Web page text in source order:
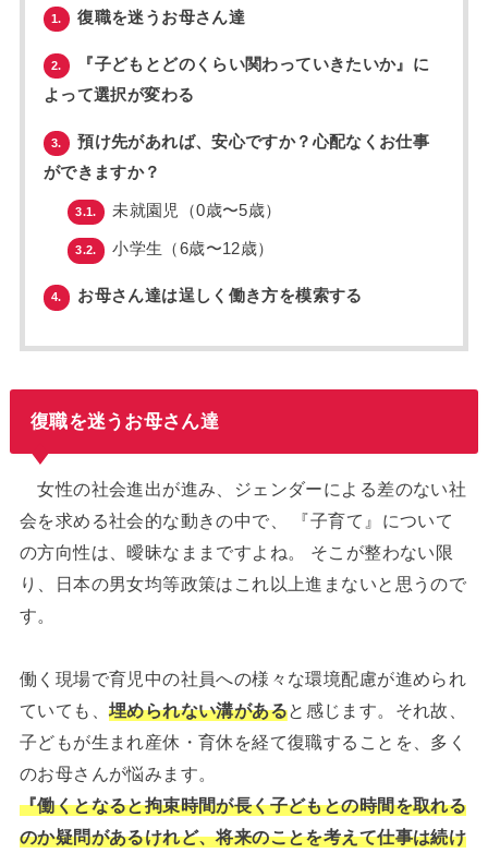
1. 復職を迷うお母さん達
2.
『子どもとどのくらい関わっていきたいか』に
よって選択が変わる
3.
預け先があれば、安心ですか？心配なくお仕事
ができますか？
3.1. 未就園児（0歳〜5歳）
3.2. 小学生（6歳〜12歳）
4. お母さん達は逞しく働き方を模索する
復職を迷うお母さん達
女性の社会進出が進み、ジェンダーによる差のない社
会を求める社会的な動きの中で、 『子育て』について
の方向性は、曖昧なままですよね。 そこが整わない限
り、日本の男女均等政策はこれ以上進まないと思うので
す。
働く現場で育児中の社員への様々な環境配慮が進められ
ていても、 埋められない溝があると感じます。それ故、
子どもが生まれ産休・育休を経て復職することを、多く
のお母さんが悩みます。
『働くとなると拘束時間が長く子どもとの時間を取れる
のか疑問があるけれど、将来のことを考えて仕事は続け